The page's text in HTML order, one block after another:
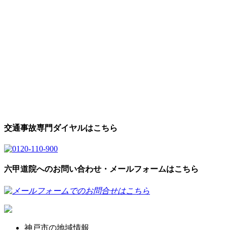
交通事故専門ダイヤルはこちら
六甲道院へのお問い合わせ・メールフォームはこちら
神戸市の地域情報